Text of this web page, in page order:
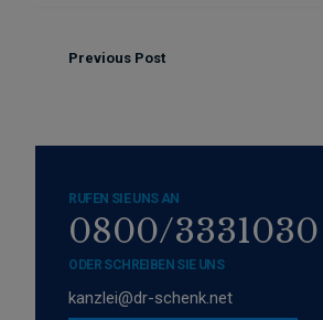
Previous Post
RUFEN SIE UNS AN
0800/3331030
ODER SCHREIBEN SIE UNS
kanzlei@dr-schenk.net